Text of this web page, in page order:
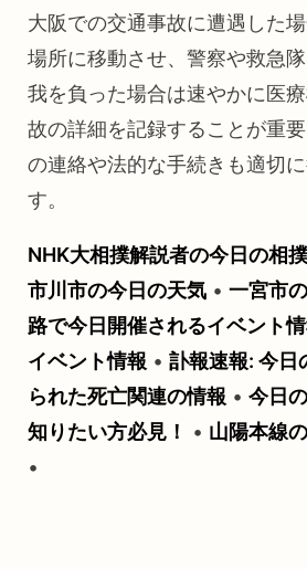
大阪での交通事故に遭遇した
場所に移動させ、警察や救急
我を負った場合は速やかに医
故の詳細を記録することが重
の連絡や法的な手続きも適切
す。
NHK大相撲解説者の今日の相
市川市の今日の天気 • 一宮市
路で今日開催されるイベント
イベント情報 • 訃報速報: 今日
られた死亡関連の情報 • 今日
知りたい方必見！
• 山陽本線
•